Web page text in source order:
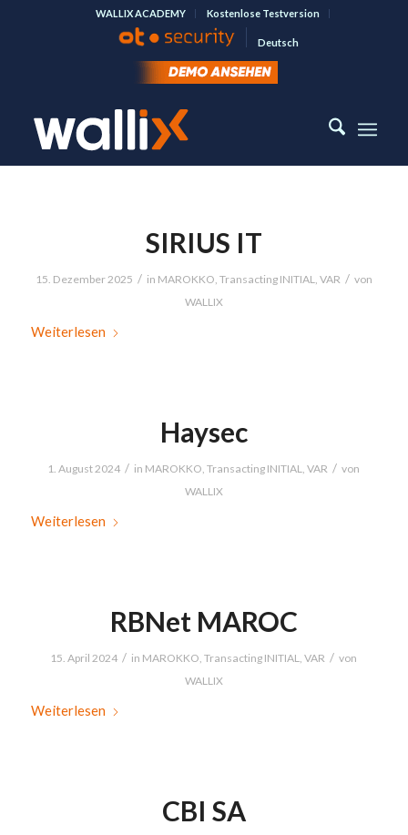
WALLIX ACADEMY Kostenlose Testversion
Deutsch
SIRIUS IT
15. Dezember 2025 / in MAROKKO Transacting INITIAL VAR / von
WALLIX
Weiterlesen
Haysec
1. August 2024 / in MAROKKO ,Transacting INITIAL ,VAR / von
WALLIX
Weiterlesen
RBNet MAROC
15. April 2024 / in MAROKKO ,Transacting INITIAL ,VAR / von
WALLIX
Weiterlesen
CBI SA